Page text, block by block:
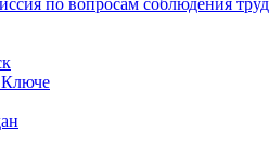
по вопросам соблюдения